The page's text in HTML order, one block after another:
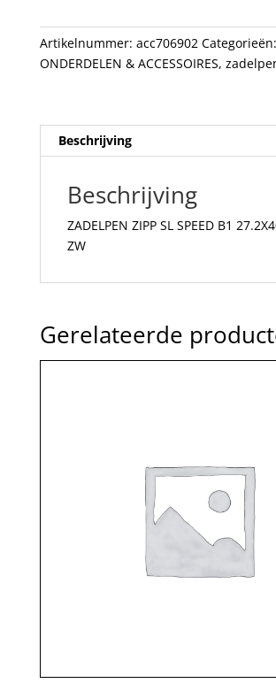
CB
ZW
aantal
Artikelnummer: acc706902 Categorieën:
ONDERDELEN & ACCESSOIRES,
Beschrijving
Beschrijving
ZADELPEN ZIPP SL SPEED B1
ZW
Gerelateerde